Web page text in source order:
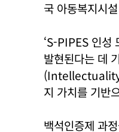
국 아동복지시
‘S-PIPES 인성
발현된다는 데
지 가치를 기반
백석인증제 과